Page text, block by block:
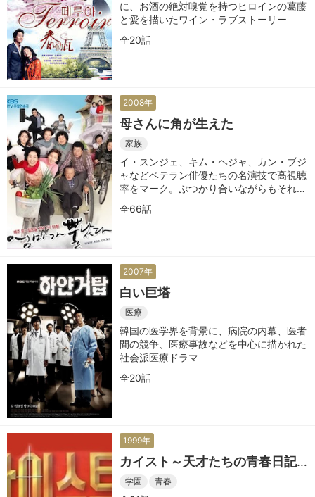
に、お酒の絶対嗅覚を持つヒロインの葛藤
と愛を描いたワイン・ラブストーリー
全20話
2008年
母さんに角が生えた
家族
イ・スンジェ、キム・ヘジャ、カン・ブジ
ャなどベテラン俳優たちの名演技で高視聴
率をマーク。ぶつかり合いながらもそれぞ
れが成長し愛情を育んでいくホームドラマ
全66話
2007年
白い巨塔
医療
韓国の医学界を背景に、病院の内幕、医者
間の競争、医療事故などを中心に描かれた
社会派医療ドラマ
全20話
1999年
カイスト～天才たちの青春日記
～
学園 青春